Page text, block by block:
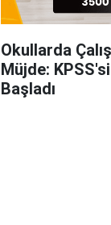
Okullarda
Müjde:
Başladı